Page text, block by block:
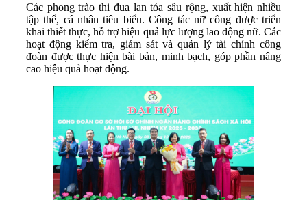
Các phong trào thi đua lan tỏa sâu rộng, xuất hiện nhiều
tập thể, cá nhân tiêu biểu. Công tác nữ công được triển
khai thiết thực, hỗ trợ hiệu quả lực lượng lao động nữ. Các
hoạt động kiểm tra, giám sát và quản lý tài chính công
đoàn được thực hiện bài bản, minh bạch, góp phần nâng
cao hiệu quả hoạt động.